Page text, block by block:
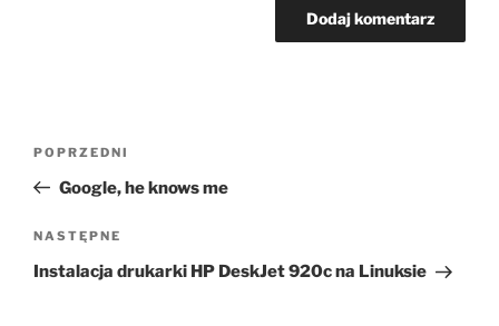
Poprzedni
wpis
POPRZEDNI
Google, he knows me
Następny
wpis
NASTĘPNE
Instalacja drukarki HP DeskJet 920c na Linuksie